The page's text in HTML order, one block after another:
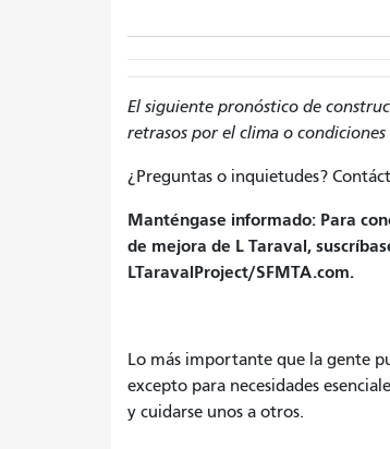
El siguiente pronóstico de
retrasos por el clima o
¿Preguntas o inquietudes?
Manténgase informado: Para
de mejora de L Taraval,
LTaravalProject/SFMTA.com.
Lo más importante que la gente
excepto para necesidades
y cuidarse unos a otros.